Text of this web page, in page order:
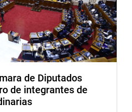
de Diputados
de integrantes de